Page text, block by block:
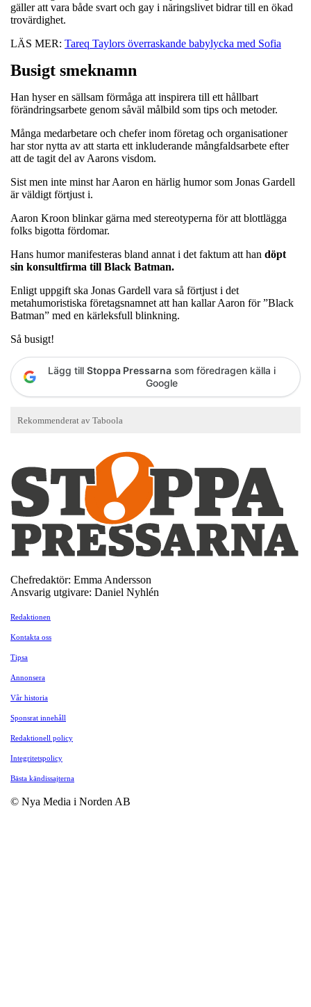
gäller att vara både svart och gay i näringslivet bidrar till en ökad
trovärdighet.
LÄS MER: Tareq Taylors överraskande babylycka med Sofia
Busigt smeknamn
Han hyser en sällsam förmåga att inspirera till ett hållbart
förändringsarbete genom såväl målbild som tips och metoder.
Många medarbetare och chefer inom företag och organisationer
har stor nytta av att starta ett inkluderande mångfaldsarbete efter
att de tagit del av Aarons visdom.
Sist men inte minst har Aaron en härlig humor som Jonas Gardell
är väldigt förtjust i.
Aaron Kroon blinkar gärna med stereotyperna för att blottlägga
folks bigotta fördomar.
Hans humor manifesteras bland annat i det faktum att han döpt
sin konsultfirma till Black Batman.
Enligt uppgift ska Jonas Gardell vara så förtjust i det
metahumoristiska företagsnamnet att han kallar Aaron för ”Black
Batman” med en kärleksfull blinkning.
Så busigt!
Lägg till Stoppa Pressarna som föredragen källa i
Google
Chefredaktör: Emma Andersson
Ansvarig utgivare: Daniel Nyhlén
Redaktionen
Kontakta oss
Tipsa
Annonsera
Vår historia
Sponsrat innehåll
Redaktionell policy
Integritetspolicy
Bästa kändissajterna
© Nya Media i Norden AB